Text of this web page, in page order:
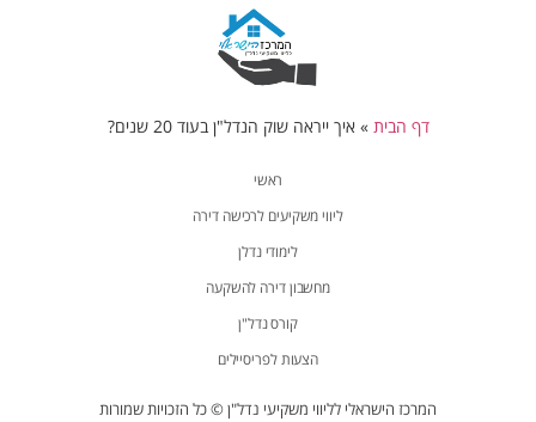
המרכז הישראלי לליווי משקיעי נדל"ן © כל הזכויות שמורות
ראשי
ליווי משקיעים לרכישה דירה
לימודי נדלן
מחשבון דירה להשקעה
קורס נדל"ן
הצעות לפריסיילים
דף הבית »איך ייראה שוק הנדל"ן בעוד 20 שנים?